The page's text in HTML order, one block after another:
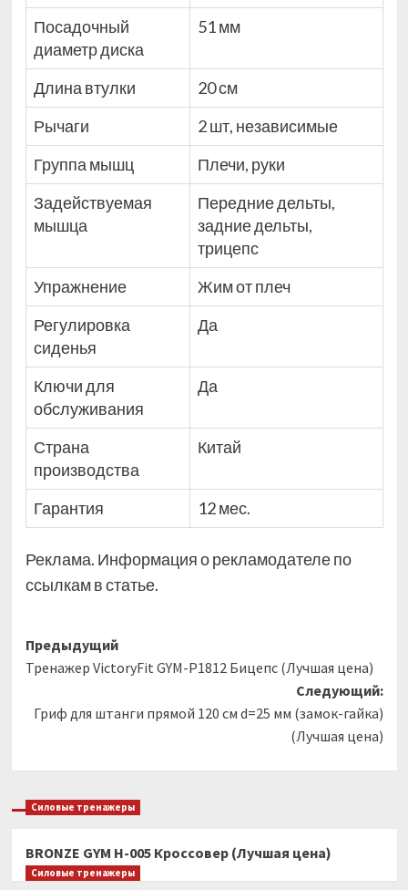
Посадочный
диаметр диска
51 мм
Длина втулки
20 см
Рычаги
2 шт, независимые
Группа мышц
Плечи, руки
Задействуемая
мышца
Передние дельты,
задние дельты,
трицепс
Упражнение
Жим от плеч
Регулировка
сиденья
Да
Ключи для
обслуживания
Да
Страна
производства
Китай
Гарантия 12 мес.
Реклама. Информация о рекламодателе по
ссылкам в статье.
Навигация
записи
Предыдущий
Тренажер VictoryFit GYM-P1812 Бицепс (Лучшая цена)
Следующий:
Гриф для штанги прямой 120 см d=25 мм (замок-гайка)
(Лучшая цена)
Силовые тренажеры
BRONZE GYM H-005 Кроссовер (Лучшая цена)
Силовые тренажеры